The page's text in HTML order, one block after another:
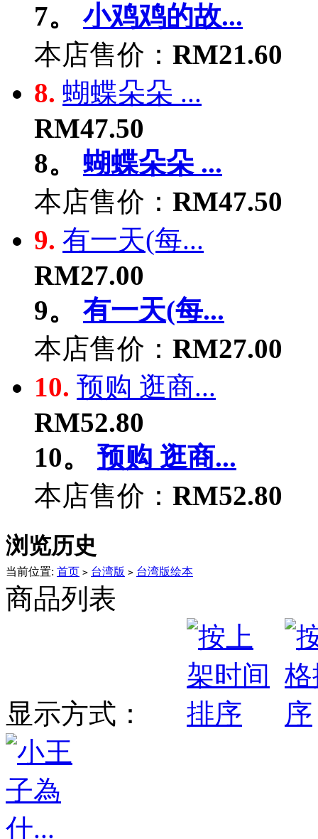
7。
小鸡鸡的故...
本店售价： RM21.60
8. 蝴蝶朵朵 ...
RM47.50
8。
蝴蝶朵朵 ...
本店售价： RM47.50
9. 有一天(每...
RM27.00
9。
有一天(每...
本店售价： RM27.00
10. 预购 逛商...
RM52.80
10。
预购 逛商...
本店售价： RM52.80
浏览历史
当前位置: 首页 > 台湾版 > 台湾版绘本
商品列表
显示方式：